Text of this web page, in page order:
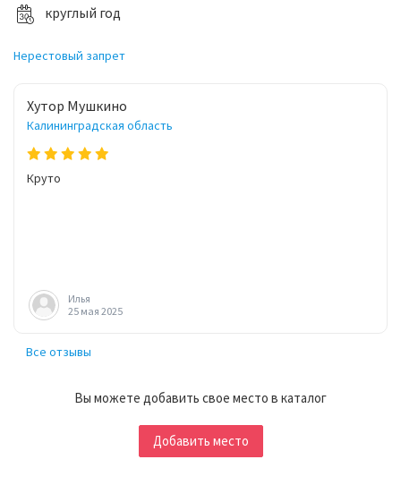
круглый год
Нерестовый запрет
Хутор Мушкино
Калининградская область
Круто
Илья
25 мая 2025
Все отзывы
Вы можете добавить свое место в каталог
Добавить место